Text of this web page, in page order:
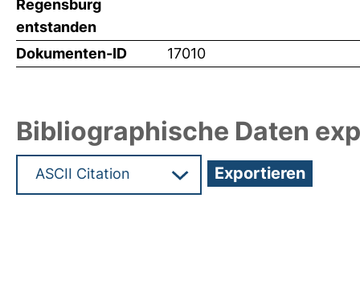
Regensburg
entstanden
Dokumenten-ID 17010
Bibliographische Daten